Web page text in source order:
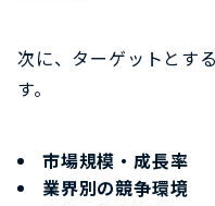
次に、ターゲットとす
す。
市場規模・成長率
業界別の競争環境